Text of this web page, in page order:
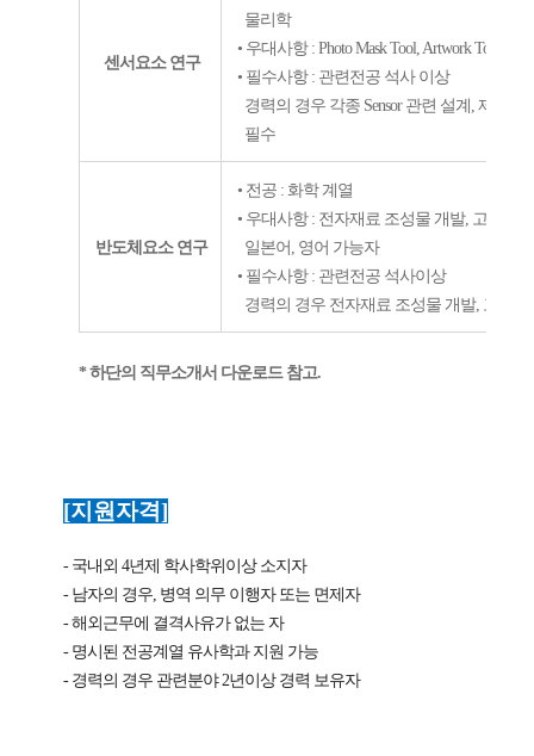
센서요소 연구
물리학
• 우대사항: Photo Mask Tool, Artwork Tool(Pads
• 필수사항: 관련전공 석사 이상
경력의 경우 각종 Sensor 관련 설계 제조
필수
반도체요소 연구
• 전공 : 화학 계열
• 우대사항: 전자재료 조성물 개발, 고분자
일본어 영어 가능자
• 필수사항: 관련전공 석사이상
경력의 경우 전자재료 조성물 개발, 고분자
*하단의 직무소개서 다운로드 참고.
[지원자격]
- 국내외 4년제 학사학위이상 소지자
- 남자의 경우 병역 의무 이행자 또는 면제자
-해외근무에 결격사유가 없는 자
- 명시된 전공계열 유사학과 지원 가능
- 경력의 경우 관련분야2년이상 경력 보유자